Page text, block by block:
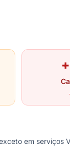
em serviços